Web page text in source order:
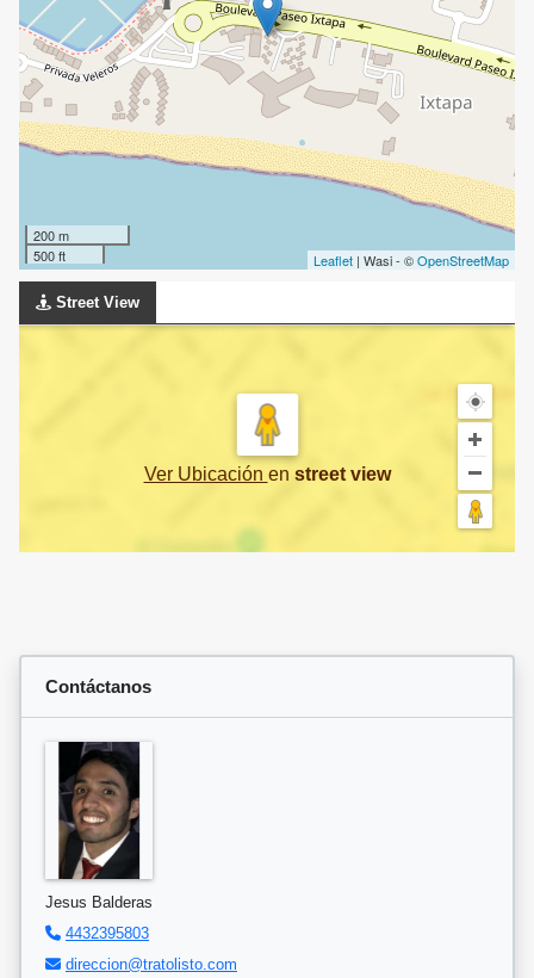
200 m
500 ft
Leaflet | Wasi - ©OpenStreetMap
Street View
Ver Ubicación en street view
Contáctanos
Jesus Balderas
4432395803
direccion@tratolisto.com